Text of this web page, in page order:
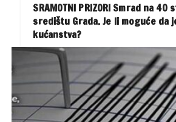
SRAMOTNI PRIZORI Smrad na 40
središtu Grada. Je li moguće da
kućanstva?